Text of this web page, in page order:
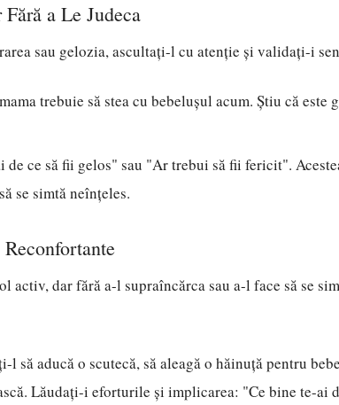
a Le Judeca
sau gelozia, ascultați-l cu atenție și validați-i
trebuie să stea cu bebelușul acum. Știu că este
ce să fii gelos" sau "Ar trebui să fii fericit".
se simtă neînțeles.
dar fără a-l supraîncărca sau a-l face să se
l să aducă o scutecă, să aleagă o hăinuță pentru
Lăudați-i eforturile și implicarea: "Ce bine te-ai